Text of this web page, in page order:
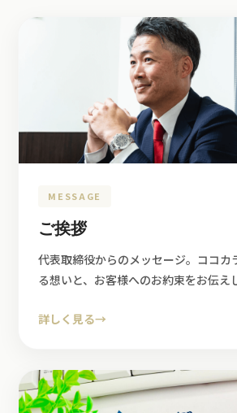
MESSAGE
ご挨拶
代表取締役からのメッセージ。ココカ
る想いと、お客様へのお約束をお伝え
詳しく見る→